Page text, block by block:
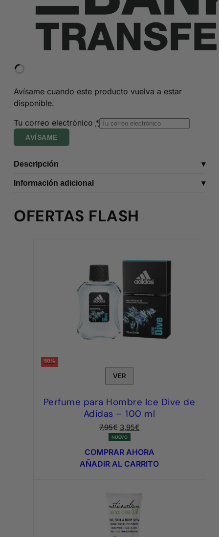
Avísame cuando este producto vuelva a estar
disponible.
Tu correo electrónico *
AVÍSAME
Descripción
Información adicional
OFERTAS FLASH
50%
VER
Perfume para Hombre Ice Dive de
Adidas – 100 ml
7,95€ El
precio
original
era:
3,95€El
actual
es:
NUEVO
COMPRAR AHORA
AÑADIR AL CARRITO